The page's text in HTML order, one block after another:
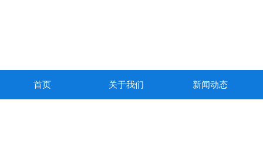
首页 关于我们 新闻动态